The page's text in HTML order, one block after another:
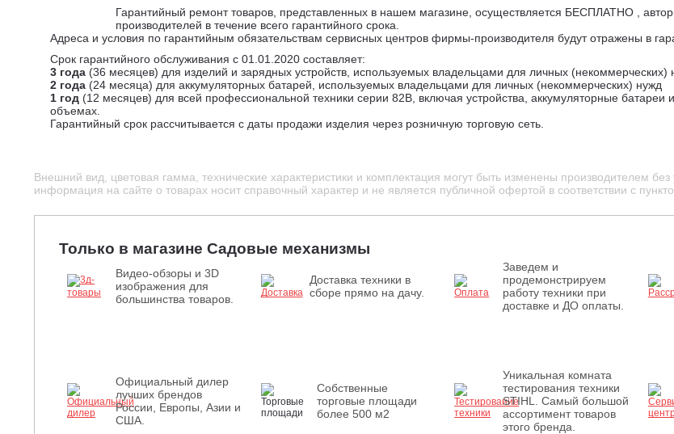
Гарантийный ремонт товаров, представленных в нашем магазине, осуществляется БЕСПЛАТНО ,
производителей в течение всего гарантийного срока.
Адреса и условия по гарантийным обязательствам сервисных центров фирмы-производителя будут отражены в
Срок гарантийного обслуживания с 01.01.2020 составляет:
3 года (36 месяцев) для изделий и зарядных устройств, используемых владельцами для личных (некоммерческих)
2 года (24 месяца) для аккумуляторных батарей, используемых владельцами для личных (некоммерческих) нужд
1 год (12 месяцев) для всей профессиональной техники серии 82В, включая устройства, аккумуляторные
объемах.
Гарантийный срок рассчитывается с даты продажи изделия через розничную торговую сеть.
Внешний вид, цветовая гамма, технические характеристики и комплектация могут быть изменены производителем
информация на сайте о товарах носит справочный характер и не является публичной офертой в соответствии с
Только в магазине Садовые механизмы
Видео-обзоры и 3D
изображения для
большинства товаров.
Доставка техники в
сборе прямо на дачу.
Заведем и
продемонстрируем
работу техники при
доставке и ДО оплаты.
Официальный дилер
лучших брендов
России, Европы, Азии и
США.
Собственные
торговые площади
более 500 м2
Уникальная комната
тестирования техники
STIHL. Самый большой
ассортимент товаров
этого бренда.